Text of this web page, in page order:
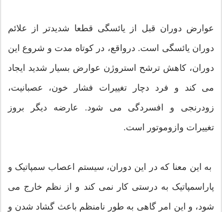
عوارض دوران قبل از یائسگی قطعا شدیدتر از علائم
دوران یائسگی است. درواقع، در کوتاه مدت و شروع این
دوران، کاهش ترشح استروژن عوارض بسیار شدید ایجاد
می کند و فرد دچار تغییرات فشار خون، عصبانیت،
زودرنجی و افسردگی می شود. عارضه دیگر بروز
تغییرات وازوموتور است.
به این معنا که در این دوران، سیستم اعصاب سمپاتیک و
پاراسمپاتیک به درستی کار نمی کند و از نظم خارج می
شود، و این امر گاهی به طور نامنظم باعث گشاد شدن و